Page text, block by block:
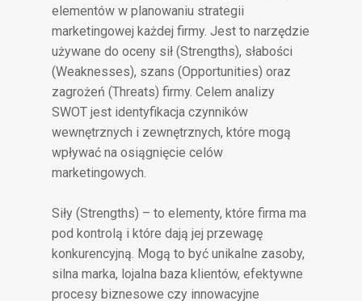
elementów w planowaniu strategii
marketingowej każdej firmy. Jest to narzędzie
używane do oceny sił (Strengths), słabości
(Weaknesses), szans (Opportunities) oraz
zagrożeń (Threats) firmy. Celem analizy
SWOT jest identyfikacja czynników
wewnętrznych i zewnętrznych, które mogą
wpływać na osiągnięcie celów
marketingowych.
Siły (Strengths) – to elementy, które firma ma
pod kontrolą i które dają jej przewagę
konkurencyjną. Mogą to być unikalne zasoby,
silna marka, lojalna baza klientów, efektywne
procesy biznesowe czy innowacyjne